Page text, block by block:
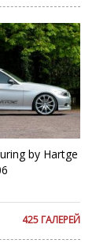
by Hartge
425 ГАЛЕРЕЙ